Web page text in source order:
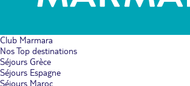
Club Marmara
Nos Top destinations
Séjours Grèce
Séjours Espagne
Séjours Maroc